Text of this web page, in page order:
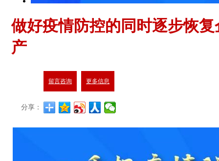
做好疫情防控的同时逐步恢
产
留言咨询 更多信息
分享：